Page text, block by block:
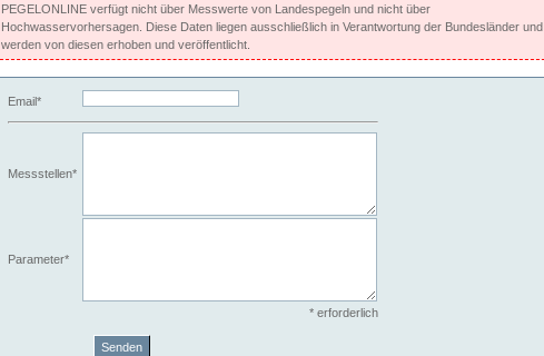
PEGELONLINE verfügt nicht über Messwerte von Landespegeln und nicht über
Hochwasservorhersagen. Diese Daten liegen ausschließlich in Verantwortung der Bundesländer und
werden von diesen erhoben und veröffentlicht.
Email*
Messstellen*
Parameter*
* erforderlich